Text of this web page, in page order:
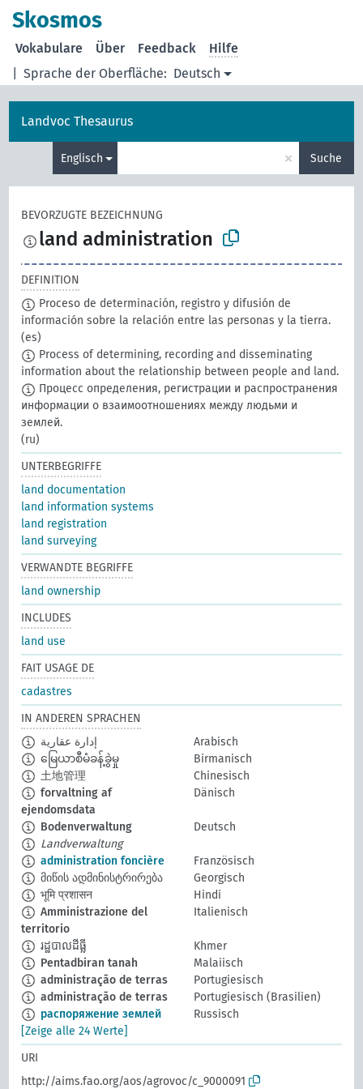
Skosmos
Sprache der Oberfläche: Deutsch
Vokabulare Über Feedback Hilfe
Landvoc Thesaurus
Englisch × Suche
BEVORZUGTE BEZEICHNUNG
land administration
DEFINITION
Proceso de determinación, registro y difusión de
información sobre la relación entre las personas y la tierra.
(es)
Process of determining, recording and disseminating
information about the relationship between people and land.
Процесс определения, регистрации и распространения
информации о взаимоотношениях между людьми и
землей.
(ru)
UNTERBEGRIFFE
land documentation
land information systems
land registration
land surveying
VERWANDTE BEGRIFFE
land ownership
INCLUDES
land use
FAIT USAGE DE
cadastres
IN ANDEREN SPRACHEN
إدارة عقارية
Arabisch
မြေယာစီမံခန့်ခွဲမှု
Birmanisch
土地管理
Chinesisch
forvaltning af
ejendomsdata
Dänisch
Bodenverwaltung
Deutsch
Landverwaltung
administration foncière
Französisch
მიწის ადმინისტრირება
Georgisch
भूमि प्रशासन
Hindi
Amministrazione del
territorio
Italienisch
រដ្ឋបាលដីធ្លី
Khmer
Pentadbiran tanah
Malaiisch
administração de terras
Portugiesisch
administração de terras
Portugiesisch (Brasilien)
распоряжение землей
Russisch
[Zeige alle 24 Werte]
URI
http://aims.fao.org/aos/agrovoc/c_9000091